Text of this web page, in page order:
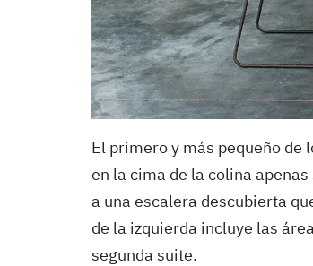
El primero y más pequeño de
en la cima de la colina
a una escalera descubierta
de la izquierda incluye las
segunda suite.